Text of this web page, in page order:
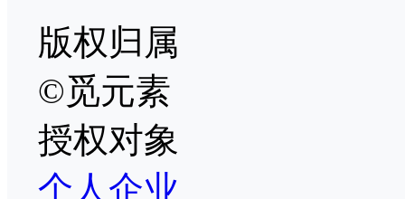
版权归属
©觅元素
授权对象
个人企业